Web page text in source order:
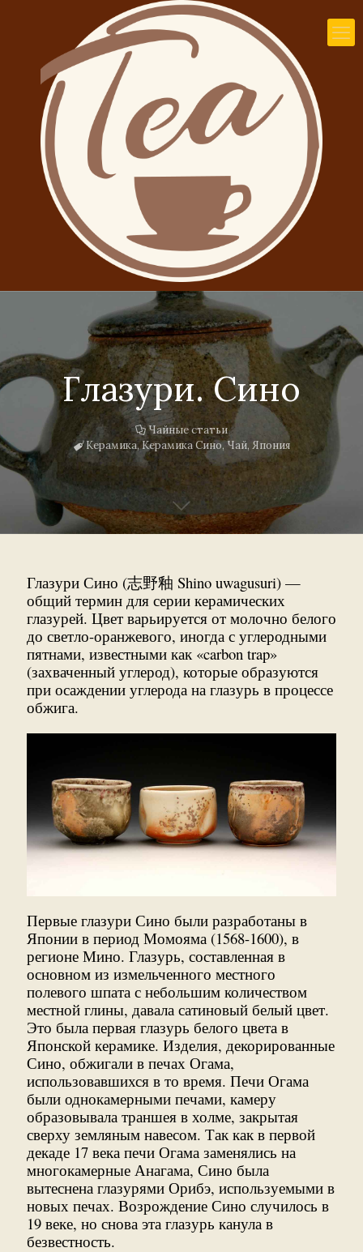
Глазури. Сино
Чайные статьи
Керамика,Керамика Сино,Чай, Япония
Глазури Сино (志野釉 Shino uwagusuri) —
общий термин для серии керамических
глазурей. Цвет варьируется от молочно белого
до светло-оранжевого, иногда с углеродными
пятнами, известными как «carbon trap»
(захваченный углерод), которые образуются
при осаждении углерода на глазурь в процессе
обжига.
Первые глазури Сино были разработаны в
Японии в период Момояма (1568-1600), в
регионе Мино. Глазурь, составленная в
основном из измельченного местного
полевого шпата с небольшим количеством
местной глины, давала сатиновый белый цвет.
Это была первая глазурь белого цвета в
Японской керамике. Изделия, декорированные
Сино, обжигали в печах Огама,
использовавшихся в то время. Печи Огама
были однокамерными печами, камеру
образовывала траншея в холме, закрытая
сверху земляным навесом. Так как в первой
декаде 17 века печи Огама заменялись на
многокамерные Анагама, Сино была
вытеснена глазурями Орибэ, используемыми в
новых печах. Возрождение Сино случилось в
19 веке, но снова эта глазурь канула в
безвестность.